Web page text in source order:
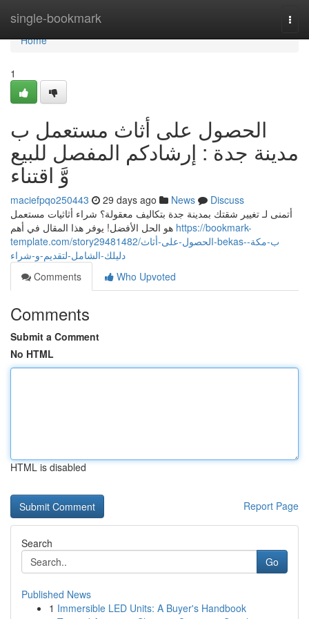
single-bookmark
Home
Home
1
الحصول على أثاث مستعمل ب
مدينة جدة : إرشادكم المفصل للبيع
وَّ اقتناء
maciefpqo250443 29 days ago News
Discuss
أتمنى لـ تغيير شقتك بمدينة جدة بتكاليف معقولة؟ شراء أثاثيات مستعمل
https://bookmark-
template.com/story29481482/الحصول-على-أثاث-bekas-ب-مكة-
دليلك-الشامل-لتقديم-و-شراء
Comments
Who Upvoted
Comments
Submit a Comment
No HTML
HTML is disabled
Report Page
Search
Go
Published News
1 Immersible LED Units: A Buyer's Handbook